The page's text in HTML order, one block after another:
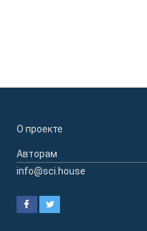
О проекте
Авторам
info@sci.house